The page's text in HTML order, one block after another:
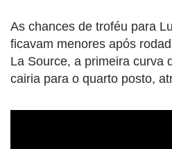
As chances de troféu para
ficavam menores após
La Source, a primeira curva
cairia para o quarto posto,